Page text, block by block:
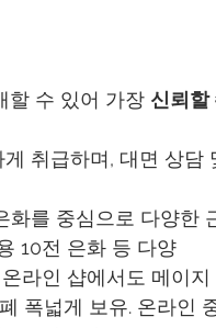
할 수 있어 가장 신뢰할
취급하며, 대면 상담
화를 중심으로 다양한
10전 은화 등 다양
라인 샵에서도 메이지
폭넓게 보유. 온라인